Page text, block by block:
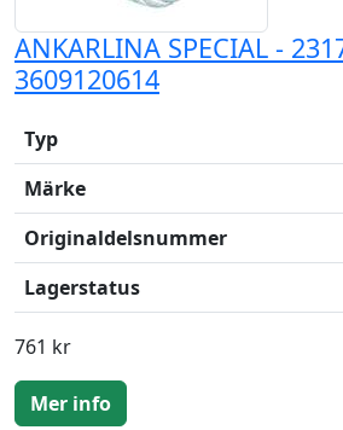
ANKARLINA SPECIAL -
3609120614
Typ
Märke
Originaldelsnummer
Lagerstatus
761 kr
Mer info